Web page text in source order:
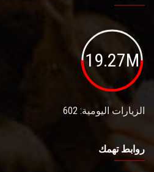
19.27M
الزيارات اليومية: 602
روابط تهمك